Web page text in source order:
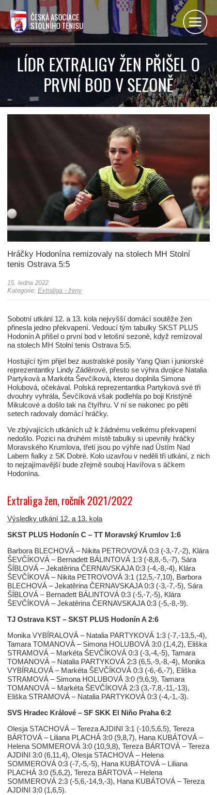
LÍDR EXTRALIGY ŽEN PŘIŠEL O
PRVNÍ BOD V SEZONĚ
Hráčky Hodonína remizovaly na stolech MH Stolní
tenis Ostrava 5:5
15. ledna 2022
Kategorie: Extraliga - ženy
Sobotní utkání 12. a 13. kola nejvyšší domácí soutěže žen
přinesla jedno překvapení. Vedoucí tým tabulky SKST PLUS
Hodonín A přišel o první bod v letošní sezoně, když remizoval
na stolech MH Stolní tenis Ostrava 5:5.
Hostující tým přijel bez australské posily Yang Qian i juniorské
reprezentantky Lindy Záděrové, přesto se výhra dvojice Natalia
Partyková a Markéta Ševčíková, kterou doplnila Simona
Holubová, očekával. Polská reprezentantka Partyková své tři
dvouhry vyhrála, Ševčíková však podlehla po boji Kristýně
Mikulcové a došlo tak na čtyřhru. V ní se nakonec po pěti
setech radovaly domácí hráčky.
Ve zbývajících utkáních už k žádnému velkému překvapení
nedošlo. Pozici na druhém místě tabulky si upevnily hráčky
Moravského Krumlova, třetí jsou po výhře nad Ústím Nad
Labem fialky z SK Dobré. Kolo uzavřou v neděli tři utkání, z nich
to nejzajímavější bude zřejmě souboj Havířova s áčkem
Hodonína.
Extraliga žen, ročník 2021/2022
Výsledky utkání 12. a 13. kola
SKST PLUS Hodonín C – TT Moravský Krumlov 1:6
Barbora BLECHOVÁ – Nikita PETROVOVÁ 0:3 (-3,-7,-2), Klára
ŠEVČÍKOVÁ – Bernadett BÁLINTOVÁ 1:3 (-8,8,-5,-7), Sára
ŠÍBLOVÁ – Jekatěrina ČERNAVSKAJA 0:3 (-4,-8,-4), Klára
ŠEVČÍKOVÁ – Nikita PETROVOVÁ 3:1 (12,5,-7,10), Barbora
BLECHOVÁ – Jekatěrina ČERNAVSKAJA 0:3 (-3,-7,-5), Sára
ŠÍBLOVÁ – Bernadett BÁLINTOVÁ 0:3 (-5,-7,-5), Klára
ŠEVČÍKOVÁ – Jekatěrina ČERNAVSKAJA 0:3 (-5,-8,-9).
TJ Ostrava KST – SKST PLUS Hodonín A 2:6
Monika VYBÍRALOVÁ – Natalia PARTYKOVÁ 1:3 (-7,-13,5,-4),
Tamara TOMANOVÁ – Simona HOLUBOVÁ 3:0 (1,4,2), Eliška
STRAMOVÁ – Markéta ŠEVČÍKOVÁ 0:3 (-3,-4,-5), Tamara
TOMANOVÁ – Natalia PARTYKOVÁ 2:3 (6,5,-9,-8,-4), Monika
VYBÍRALOVÁ – Markéta ŠEVČÍKOVÁ 0:3 (-6,-6,-7), Eliška
STRAMOVÁ – Simona HOLUBOVÁ 3:0 (9,6,9), Tamara
TOMANOVÁ – Markéta ŠEVČÍKOVÁ 2:3 (3,-7,8,-11,-13),
Eliška STRAMOVÁ – Natalia PARTYKOVÁ 0:3 (-4,-1,-3).
SVS Hradec Králové – SF SKK El Niňo Praha 6:2
Olesja STACHOVÁ – Tereza AJDINI 3:1 (-10,5,6,5), Tereza
BÁRTOVÁ – Liliana PLACHÁ 3:0 (9,8,7), Hana KUBÁTOVÁ –
Helena SOMMEROVÁ 3:0 (10,9,8), Tereza BÁRTOVÁ – Tereza
AJDINI 3:0 (6,11,4), Olesja STACHOVÁ – Helena
SOMMEROVÁ 0:3 (-7,-5,-5), Hana KUBÁTOVÁ – Liliana
PLACHÁ 3:0 (5,6,2), Tereza BÁRTOVÁ – Helena
SOMMEROVÁ 2:3 (-5,6,-14,9,-3), Hana KUBÁTOVÁ – Tereza
AJDINI 3:0 (1,6,5).